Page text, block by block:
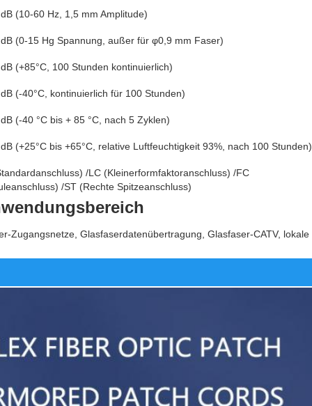
(10-60 Hz, 1,5 mm Amplitude)
(0-15 Hg Spannung, außer für φ0,9 mm Faser)
(+85°C, 100 Stunden kontinuierlich)
(-40°C, kontinuierlich für 100 Stunden)
(-40 °C bis + 85 °C, nach 5 Zyklen)
(+25°C bis +65°C, relative Luftfeuchtigkeit 93%, nach 100 Stunden)
/LC (Kleinerformfaktoranschluss) /FC
/ST (Rechte Spitzeanschluss)
Zugangsnetze, Glasfaserdatenübertragung, Glasfaser-CATV, lokale